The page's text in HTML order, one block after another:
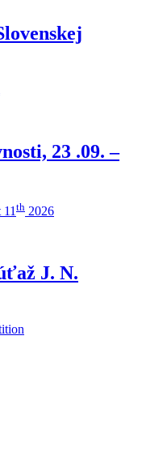
23 .09. –
th 2026
J. N.